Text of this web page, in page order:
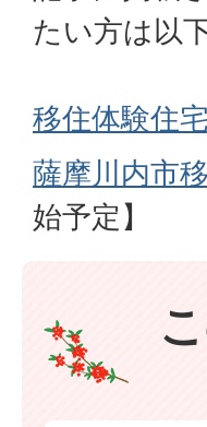
たい方は以
移住体験住宅
薩摩川内市
始予定】